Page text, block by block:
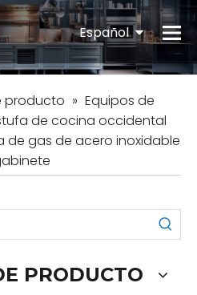
Español
English
producto » Equipos de
de cocina occidental
de gas de acero inoxidable
PRODUCTO